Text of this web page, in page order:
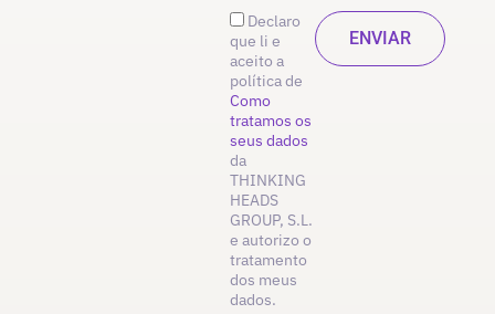
Declaro
que li e
aceito a
política de
Como
tratamos os
seus dados
da
THINKING
HEADS
GROUP, S.L.
e autorizo o
tratamento
dos meus
dados.